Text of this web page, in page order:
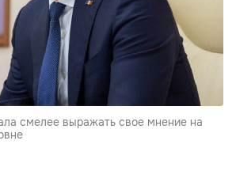
смелее выражать свое мнение на